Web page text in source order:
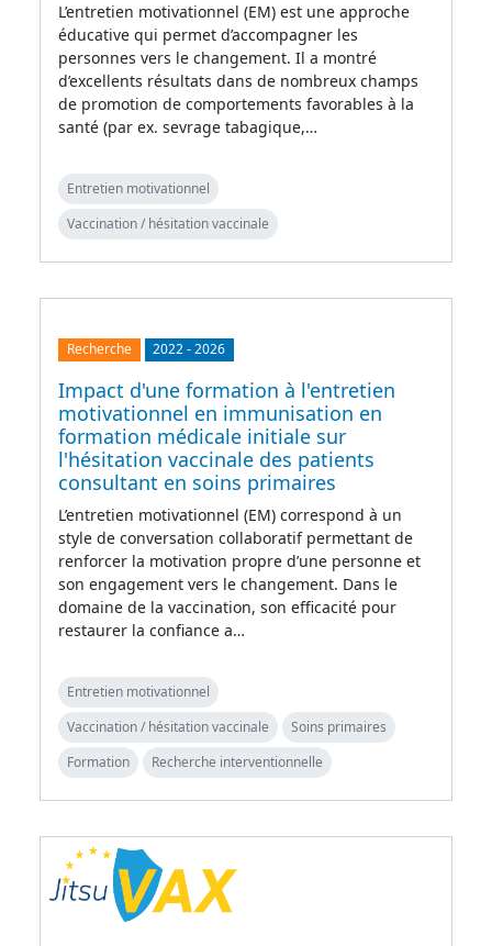
L’entretien motivationnel (EM) est une approche
éducative qui permet d’accompagner les
personnes vers le changement. Il a montré
d’excellents résultats dans de nombreux champs
de promotion de comportements favorables à la
santé (par ex. sevrage tabagique,…
Entretien motivationnel
Vaccination / hésitation vaccinale
Recherche 2022-2026
Impact d'une formation à l'entretien
motivationnel en immunisation en
formation médicale initiale sur
l'hésitation vaccinale des patients
consultant en soins primaires
L’entretien motivationnel (EM) correspond à un
style de conversation collaboratif permettant de
renforcer la motivation propre d’une personne et
son engagement vers le changement. Dans le
domaine de la vaccination, son efficacité pour
restaurer la confiance a…
Entretien motivationnel
Vaccination / hésitation vaccinale
Soins primaires
Formation
Recherche interventionnelle